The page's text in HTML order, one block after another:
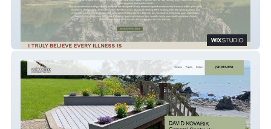
Spiritual Rambler